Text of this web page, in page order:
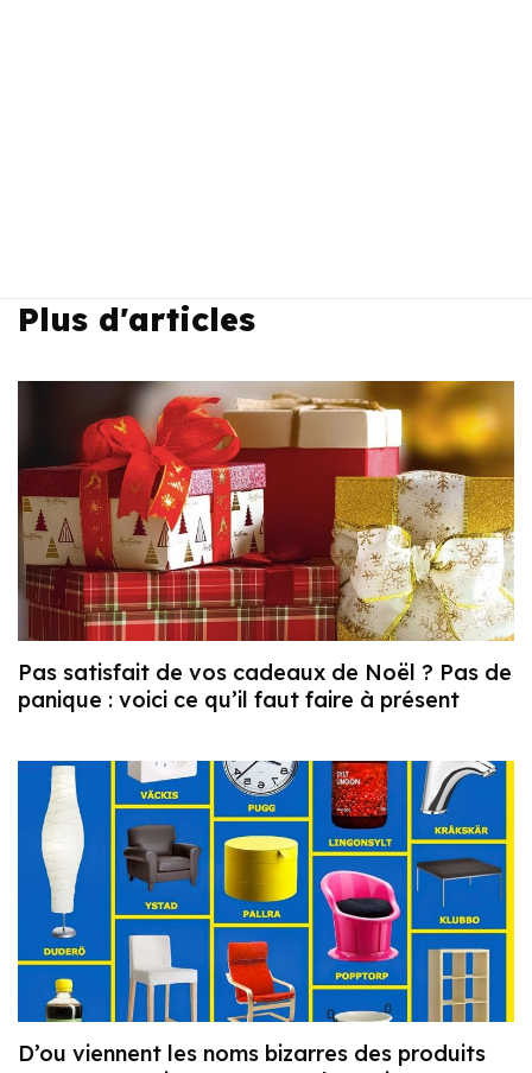
Plus d'articles
Pas satisfait de vos cadeaux de Noël ? Pas de
panique : voici ce qu’il faut faire à présent
D’ou viennent les noms bizarres des produits